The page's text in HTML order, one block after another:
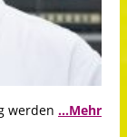
werden ...Mehr